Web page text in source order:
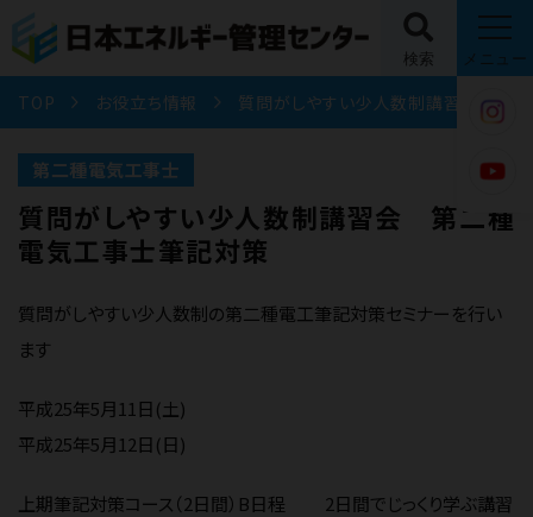
検索 メニュー
TOP お役立ち情報 質問がしやすい少人数制講習会 第二種電気工事士筆記対策
第二種電気工事士
質問がしやすい少人数制講習会 第二種
電気工事士筆記対策
質問がしやすい少人数制の第二種電工筆記対策セミナーを行い
ます
平成25年5月11日(土)
平成25年5月12日(日)
上期筆記対策コース（2日間）B日程 2日間でじっくり学ぶ講習